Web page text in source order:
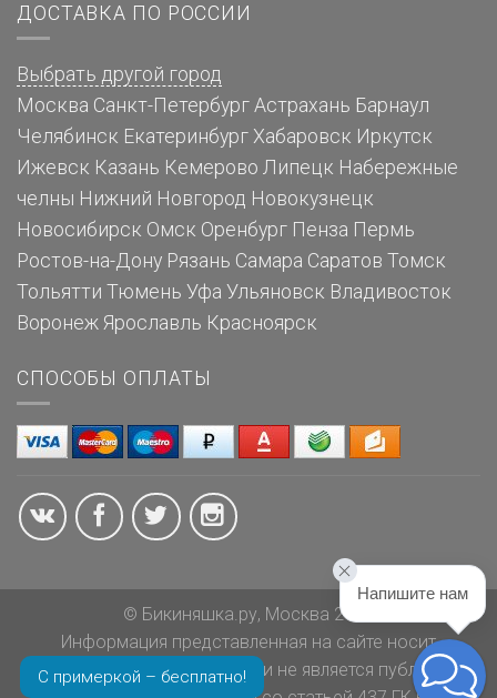
ДОСТАВКА ПО РОССИИ
Выбрать другой город
Москва Санкт-Петербург Астрахань Барнаул
Челябинск Екатеринбург Хабаровск Иркутск
Ижевск Казань Кемерово Липецк Набережные
челны Нижний Новгород Новокузнецк
Новосибирск Омск Оренбург Пенза Пермь
Ростов-на-Дону Рязань Самара Саратов Томск
Тольятти Тюмень Уфа Ульяновск Владивосток
Воронеж Ярославль Красноярск
СПОСОБЫ ОПЛАТЫ
С примеркой – бесплатно!
© Бикиняшка.ру, Москва 2026
Информация представленная на сайте носит
ознакомительный характер и не является публичной
Напишите нам